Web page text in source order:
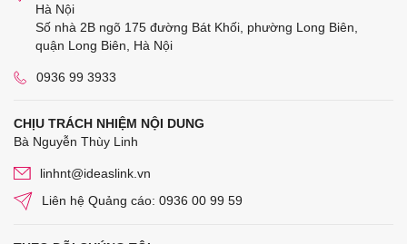
Hà Nội
Số nhà 2B ngõ 175 đường Bát Khối, phường Long Biên,
quận Long Biên, Hà Nội
0936 99 3933
CHỊU TRÁCH NHIỆM NỘI DUNG
Bà Nguyễn Thùy Linh
linhnt@ideaslink.vn
Liên hệ Quảng cáo: 0936 00 99 59